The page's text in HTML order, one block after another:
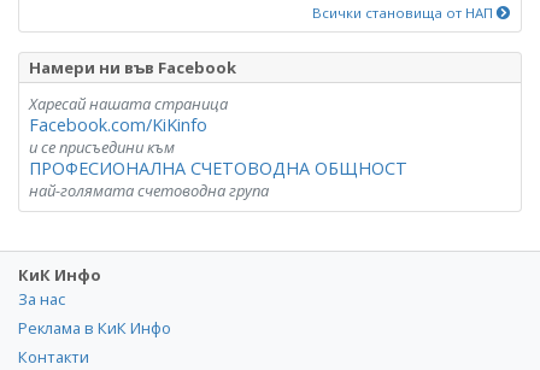
Всички становища от НАП
Намери ни във Facebook
Харесай нашата страница
Facebook.com/KiKinfo
и се присъедини към
ПРОФЕСИОНАЛНА СЧЕТОВОДНА ОБЩНОСТ
най-голямата счетоводна група
КиК Инфо
За нас
Реклама в КиК Инфо
Контакти